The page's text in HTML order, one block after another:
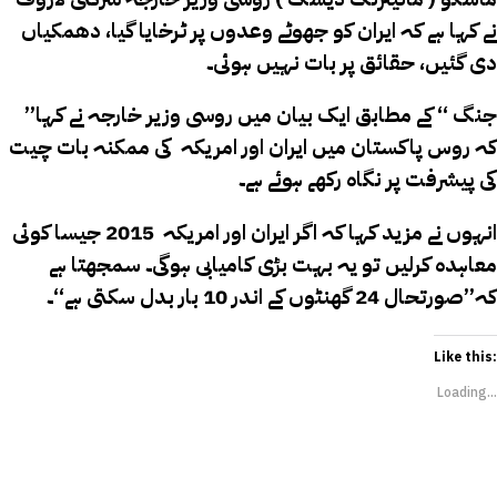
نے کہا ہے کہ ایران کو جھوٹے وعدوں پر ٹرخایا گیا، دھمکیاں
دی گئیں، حقائق پر بات نہیں ہوئی۔
’’جنگ ‘‘ کے مطابق ایک بیان میں روسی وزیر خارجہ نے کہا
کہ روس پاکستان میں ایران اور امریکہ کی ممکنہ بات چیت
کی پیشرفت پر نگاہ رکھے ہوئے ہے۔
انہوں نے مزید کہا کہ اگر ایران اور امریکہ 2015 جیسا کوئی
معاہدہ کرلیں تو یہ بہت بڑی کامیابی ہوگی۔ سمجھتا ہے
کہ’’صورتحال 24 گھنٹوں کے اندر 10 بار بدل سکتی ہے‘‘۔
Like this:
Loading...